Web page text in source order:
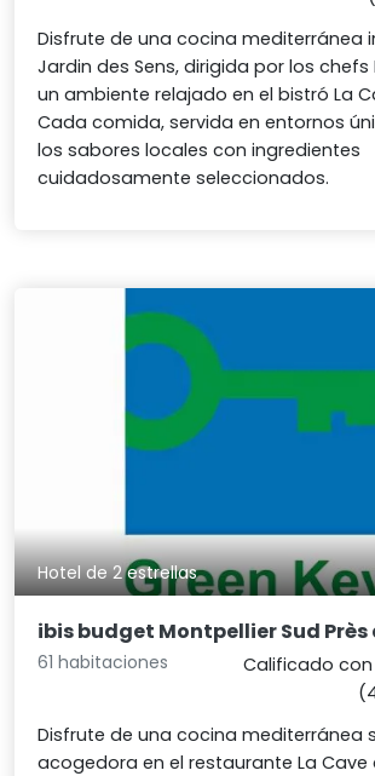
Disfrute de una cocina mediterránea
Jardin des Sens, dirigida por los chefs
un ambiente relajado en el bistró La
Cada comida, servida en entornos
los sabores locales con ingredientes
cuidadosamente seleccionados.
Hotel de 2 estrellas
ibis budget Montpellier Sud Près
61 habitaciones
Calificado con
Disfrute de una cocina mediterránea
acogedora en el restaurante La Cave